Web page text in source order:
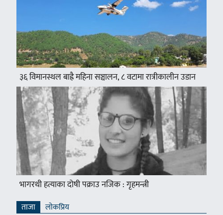
३६ विमानस्थल बाह्रै महिना सञ्चालन, ८ वटामा रात्रीकालीन उडान
भागरथी हत्याका दोषी पक्राउ नजिक : गृहमन्त्री
ताजा लाेकप्रिय